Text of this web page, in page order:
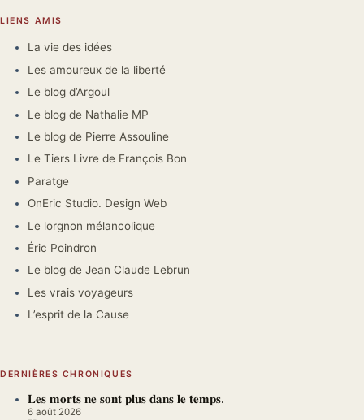
LIENS AMIS
La vie des idées
Les amoureux de la liberté
Le blog d’Argoul
Le blog de Nathalie MP
Le blog de Pierre Assouline
Le Tiers Livre de François Bon
Paratge
OnEric Studio. Design Web
Le lorgnon mélancolique
Éric Poindron
Le blog de Jean Claude Lebrun
Les vrais voyageurs
L’esprit de la Cause
DERNIÈRES CHRONIQUES
𝐋𝐞𝐬 𝐦𝐨𝐫𝐭𝐬 𝐧𝐞 𝐬𝐨𝐧𝐭 𝐩𝐥𝐮𝐬 𝐝𝐚𝐧𝐬 𝐥𝐞 𝐭𝐞𝐦𝐩𝐬.
6 août 2026